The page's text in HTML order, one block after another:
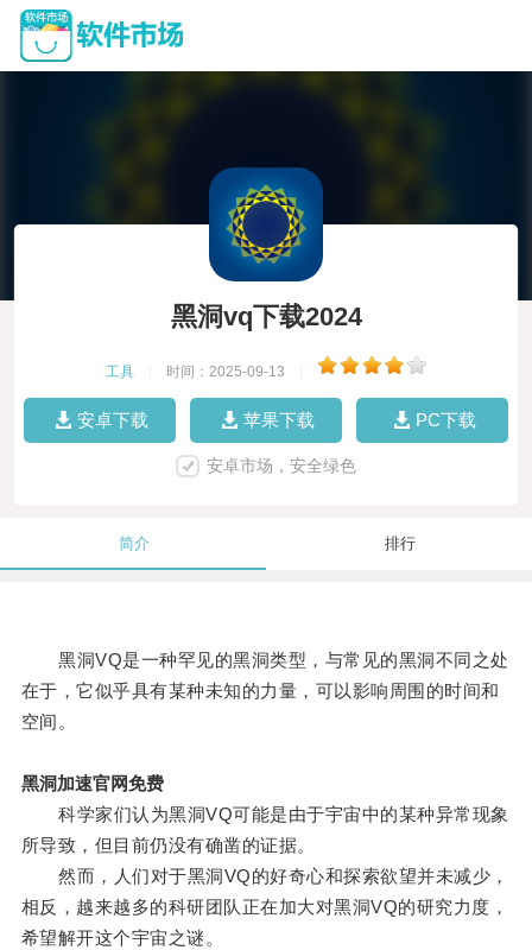
黑洞vq下载2024
工具 时间：2025-09-13
安卓下载 苹果下载 PC下载
安卓市场，安全绿色
简介 排行
黑洞VQ是一种罕见的黑洞类型，与常见的黑洞不同之处
在于，它似乎具有某种未知的力量，可以影响周围的时间和
空间。
黑洞加速官网免费
科学家们认为黑洞VQ可能是由于宇宙中的某种异常现象
所导致，但目前仍没有确凿的证据。
然而，人们对于黑洞VQ的好奇心和探索欲望并未减少，
相反，越来越多的科研团队正在加大对黑洞VQ的研究力度，
希望解开这个宇宙之谜。